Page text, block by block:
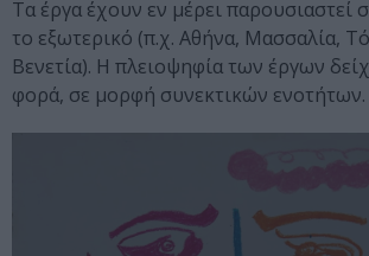
Τα έργα έχουν εν μέρει παρουσιαστεί
το εξωτερικό (π.χ. Αθήνα, Μασσαλία,
Βενετία). Η πλειοψηφία των έργων
φορά, σε μορφή συνεκτικών ενοτήτων.